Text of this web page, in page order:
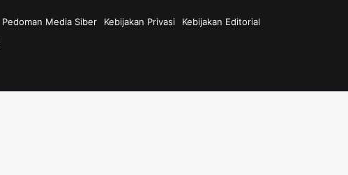
Pedoman Media Siber Kebijakan Privasi
Kebijakan Editorial